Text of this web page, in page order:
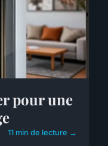
pour une
11 min de lecture →